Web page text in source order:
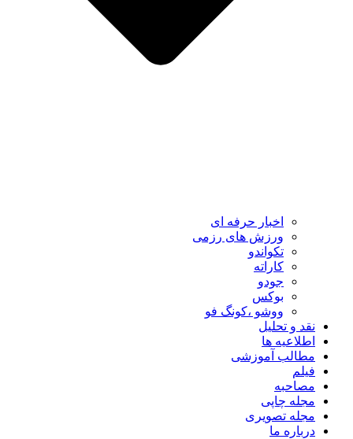
اخبار حرفه ای
ورزش های رزمی
تکواندو
کاراته
جودو
بوکس
ووشو ،کونگ فو
نقد و تحلیل
اطلاعیه ها
مطالب آموزشی
فیلم
مصاحبه
مجله چاپی
مجله تصویری
درباره ما